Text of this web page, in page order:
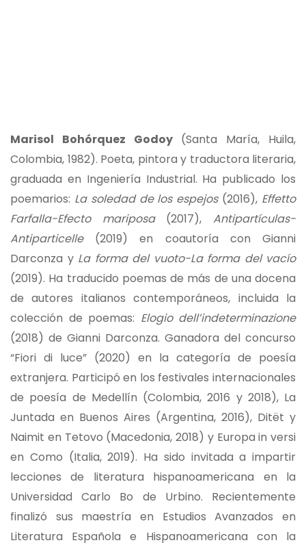
Marisol Bohórquez Godoy(Santa María, Huila,
Colombia, 1982). Poeta, pintora y traductora literaria,
graduada en Ingeniería Industrial. Ha publicado los
poemarios: La soledad de los espejos(2016), Effetto
Farfalla-Efecto mariposa(2017),Antipartículas-
Antiparticelle(2019) en coautoría con Gianni
Darconza y La forma del vuoto-La forma del vacío
(2019). Ha traducido poemas de más de una docena
de autores italianos contemporáneos, incluida la
colección de poemas: Elogio dell’indeterminazione
(2018) de Gianni Darconza. Ganadora del concurso
“Fiori di luce” (2020) en la categoría de poesía
extranjera. Participó en los festivales internacionales
de poesía de Medellín (Colombia, 2016 y 2018), La
Juntada en Buenos Aires (Argentina, 2016), Ditët y
Naimit en Tetovo (Macedonia, 2018) y Europa in versi
en Como (Italia, 2019). Ha sido invitada a impartir
lecciones de literatura hispanoamericana en la
Universidad Carlo Bo de Urbino. Recientemente
finalizó sus maestría en Estudios Avanzados en
Literatura Española e Hispanoamericana con la